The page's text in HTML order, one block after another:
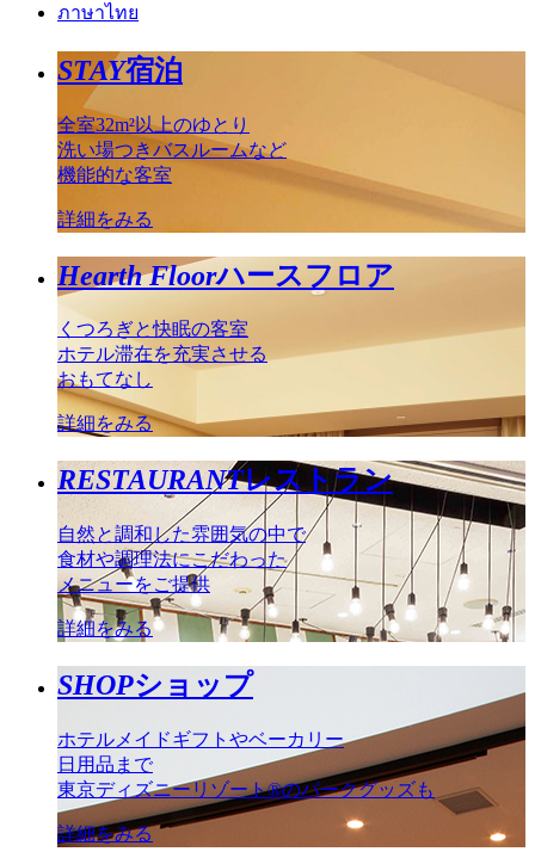
ภาษาไทย
STAY宿泊
全室32m²以上のゆとり
洗い場つきバスルームなど
機能的な客室
詳細をみる
Hearth Floorハースフロア
くつろぎと快眠の客室
ホテル滞在を充実させる
おもてなし
詳細をみる
RESTAURANTレストラン
自然と調和した雰囲気の中で
食材や調理法にこだわった
メニューをご提供
詳細をみる
SHOPショップ
ホテルメイドギフトやベーカリー
日用品まで
東京ディズニーリゾート®のパークグッズも
詳細をみる